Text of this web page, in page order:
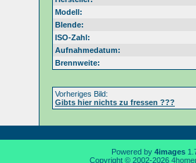
Modell:
Blende:
ISO-Zahl:
Aufnahmedatum:
Brennweite:
Vorheriges Bild:
Gibts hier nichts zu fressen ???
Powered by 4images
Copyright © 2002-2026